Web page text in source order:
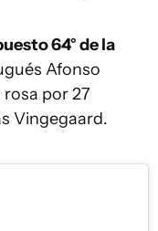
64° de la
Afonso
por 27
Vingegaard.